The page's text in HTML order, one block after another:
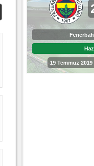
19 Temmuz